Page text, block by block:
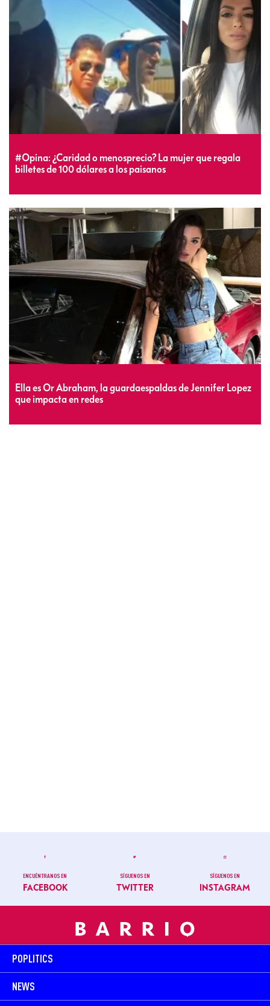
#Opina: ¿Caridad o menosprecio? La mujer que regala
billetes de 100 dólares a los paisanos
Ella es Or Abraham, la guardaespaldas de Jennifer Lopez
que impacta en redes
ENCUÉNTRANOS EN
FACEBOOK
SÍGUENOS EN
TWITTER
SÍGUENOS EN
INSTAGRAM
POPLITICS
NEWS